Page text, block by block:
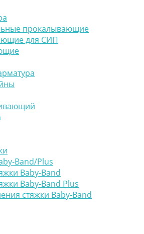
прокалывающие
для СИП
Band/Plus
Baby-Band
Baby-Band Plus
стяжки Baby-Band